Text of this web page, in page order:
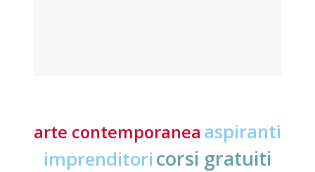
arte contemporanea aspiranti
imprenditori corsi gratuiti